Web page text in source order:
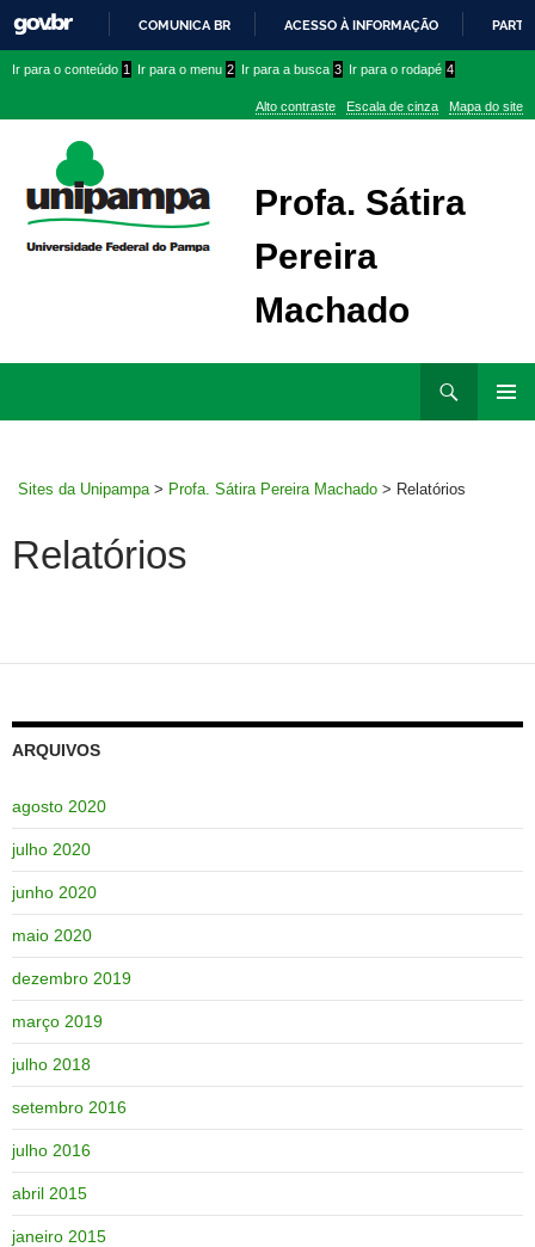
PARA
CONTEÚDO
COMUNICA BR ACESSO À INFORMAÇÃO
conteúdo
menu
superior
menu
Ir para o conteúdo 1 Ir para o menu 2 Ir para a busca 3 Ir para o rodapé 4
Alto contraste Escala de cinza Mapa do site
Profa. Sátira
Pereira
Machado
Sites da Unipampa > Profa. Sátira Pereira Machado > Relatórios
Relatórios
ARQUIVOS
agosto 2020
julho 2020
junho 2020
maio 2020
dezembro 2019
março 2019
julho 2018
setembro 2016
julho 2016
abril 2015
janeiro 2015